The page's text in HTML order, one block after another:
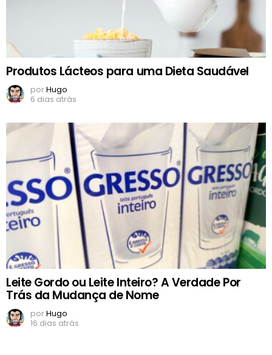
Produtos Lácteos para uma Dieta Saudável
porHugo
6 dias atrás
Leite Gordo ou Leite Inteiro? A Verdade Por
Trás da Mudança de Nome
porHugo
16 dias atrás